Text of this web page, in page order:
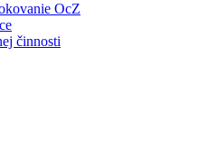
OcZ
činnosti